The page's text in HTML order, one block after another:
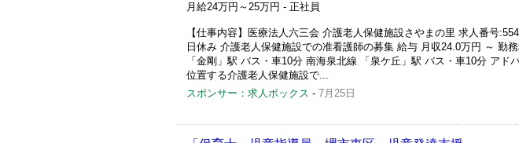
月給24万円～25万円 - 正社員
【仕事内容】医療法人六三会 介護老人保健施設さやまの里 求人番号
日休み 介護老人保健施設での准看護師の募集 給与 月収24.0万円 ～ 勤
「金剛」駅 バス・車10分 南海泉北線 「泉ケ丘」駅 バス・車10分 アド
位置する介護老人保健施設で...
スポンサー：求人ボックス - 7月25日